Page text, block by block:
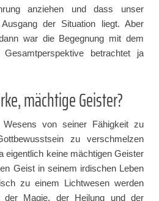
anziehen und dass unser
der Situation liegt. Aber
war die Begegnung mit dem
betrachtet ja
mächtige Geister?
von seiner Fähigkeit zu
zu verschmelzen
eigentlich keine mächtigen Geister
Geist in seinem irdischen Leben
zu einem Lichtwesen werden
Magie, der Heilung und der